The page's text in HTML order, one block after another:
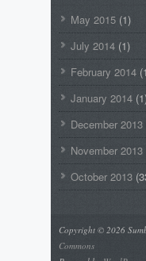
May 2015 (1)
July 2014 (1)
February 2014
January 2014
December 2013
November 2013
October 2013
Copyright © 2026
Commons